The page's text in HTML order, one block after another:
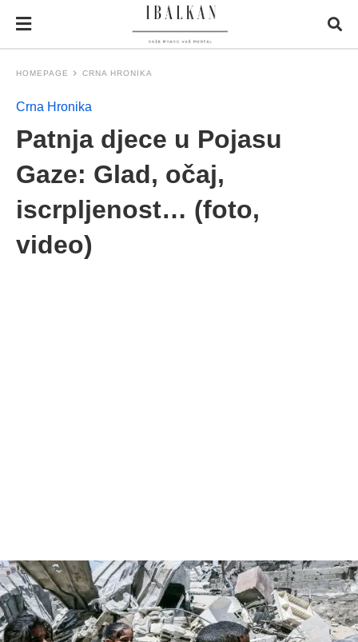
HOMEPAGE CRNA HRONIKA
Crna Hronika
Patnja djece u Pojasu
Gaze: Glad, očaj,
iscrpljenost… (foto,
video)